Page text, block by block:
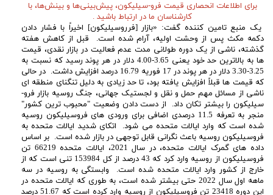
برای اطلاعات انحصاری قیمت فرو-سیلیکون، پیش‌بینی‌ها و بینش‌ها، با
کارشناسان ما در ارتباط باشید .
یک منبع تامین کننده گفت: «بازار [فرروسیلیکون] اخیراً با فشار دادن
دکمه مکث پس از وحشت اولیه، آرام شده است. قبل از کاهش هفته
گذشته، ناشی از یک دوره طولانی مدت عدم فعالیت در بازار نقدی، قیمت
ها به بالاترین حد خود یعنی 3.65-4.00 دلار در هر پوند رسید که نسبت به
3.25-3.30 دلار در هر پوند در 17 فوریه 16.79 درصد افزایش داشت. در حالی
که قیمت ها قبلاً افزایش یافته بود، تا حد زیادی به دلیل تنگنای منطقه ای
ناشی از مسائل مهم حمل و نقل و لجستیک جهانی، جنگ روسیه بازار فرو-
سیلیکون را بیشتر تکان داد. از دست دادن وضعیت "محبوب ترین کشور"
منجر به تعرفه 11.5 درصدی اضافی برای ورودی های فروسیلیکون روسیه
شده است که وارد ایالات متحده می شود. اتکای شدید ایالات متحده به
فروسیلیکون روسیه باعث نگرانی قابل توجهی در بازار شده است. بر اساس
داده های گمرک ایالات متحده، در سال 2021، ایالات متحده 66219 تن
فروسیلیکون از روسیه وارد کرد که 43 درصد از کل 153984 تنی است که از
خارج از کشور وارد ایالات متحده شده است. وابستگی به روسیه در سه
ماهه اول سال 2022 حتی بیشتر شده است، به طوری که ایالات متحده در
این دوره 23418 تن فروسیلیکون از روسیه وارد کرده است که 51.67 درصد